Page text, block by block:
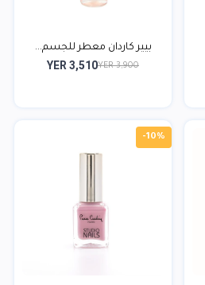
بيير كاردان معطر للجسم...
YER 3,900
YER 3,510
-10%